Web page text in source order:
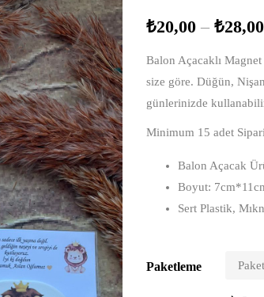
₺20,00 – ₺28,00
Balon Açacaklı
size göre. Düğün,
günlerinizde
Minimum 15 adet
Balon Açacak
Boyut:
Sert Plastik,
Paketleme